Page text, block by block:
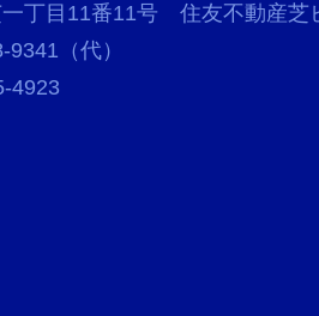
一丁目11番11号 住友不動産芝
（代）
4923